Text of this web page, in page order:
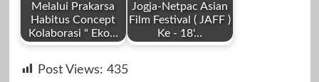
November 24,
Oktober 31, 2023
Melalui Prakarsa
Habitus Concept
Kolaborasi " Eko…
Redaksi
Jogja-Netpac Asian
Film Festival ( JAFF )
Ke - 18'…
Redaksi
Post Views: 435